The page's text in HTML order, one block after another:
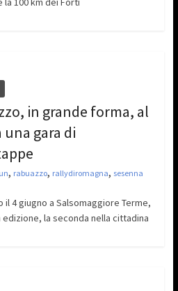
in grande forma, al
una gara di
, rabuazzo, rallydiromagna, sesenna
4 giugno a Salsomaggiore Terme,
la seconda nella cittadina